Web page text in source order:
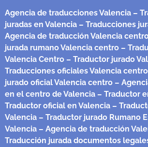
Agencia de traducciones Valencia –
juradas en Valencia – Traducciones
Agencia de traducción Valencia
jurada rumano Valencia centro –
Valencia Centro – Traductor jurado
Traducciones oficiales Valencia centro
jurado oficial Valencia centro –
en el centro de Valencia – Traductor
Traductor oficial en Valencia –
Valencia – Traductor jurado Rumano
Valencia – Agencia de traducción
Traducción jurada documentos